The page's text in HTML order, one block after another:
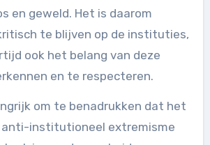
en geweld. Het is daarom
te blijven op de instituties,
ook het belang van deze
en te respecteren.
om te benadrukken dat het
anti-institutioneel extremisme